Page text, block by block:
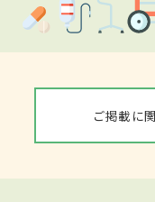
ご掲載に